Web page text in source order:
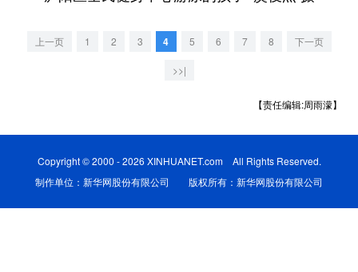
公益 一带一路 亚太网 上市公司
地方频道
北京 天津 河北 山西
辽宁 吉林 上海 江苏
上一页 1 2 3 4 5 6 7 8 下一页
>>|
【责任编辑:周雨濛】
Copyright © 2000 - 2026 XINHUANET.com All Rights Reserved.
制作单位：新华网股份有限公司 版权所有：新华网股份有限公司